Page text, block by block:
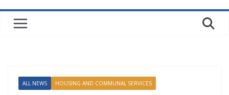
ALL NEWS HOUSING AND COMMUNAL SERVICES